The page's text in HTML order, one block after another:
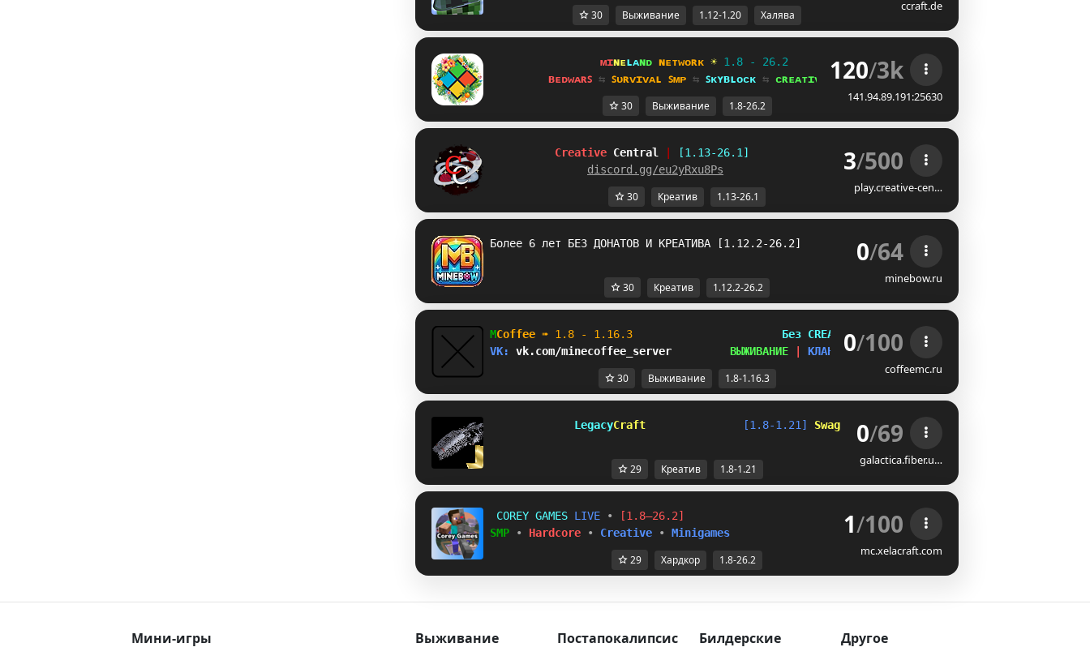
ccraft.de
30 Выживание 1.12-1.20 Халява
ᴍɪɴᴇʟᴀɴᴅ ɴᴇᴛᴡᴏʀᴋ ☀ 1.8 - 26.2
ʙᴇᴅᴡᴀʀꜱ ⇆ ꜱᴜʀᴠɪᴠᴀʟ ꜱᴍᴘ ⇆ ꜱᴋʏʙʟᴏᴄᴋ ⇆ ᴄʀᴇᴀᴛɪᴠᴇ⁺ 120/3k
141.94.89.191:25630
30 Выживание 1.8-26.2
Creative Central
[1.13-26.1]
discord.gg/eu2yRxu8Ps
3/500
play.creative-cen…
30 Креатив 1.13-26.1
Более 6 лет БЕЗ ДОНАТОВ И КРЕАТИВА [1.12.2-26.2] 0/64
minebow.ru
30 Креатив 1.12.2-26.2
MCoffee ➠ 1.8 - 1.16.3 Без CREATIVE
VK: vk.com/minecoffee_server ВЫЖИВАНИЕ КЛАНЫ 0/100
coffeemc.ru
30 Выживание 1.8-1.16.3
LegacyCraft [1.8-1.21] Swag Creative Swag Bingo
0/69
galactica.fiber.u…
29 Креатив 1.8-1.21
COREY GAMES L IVE •
[1.8–26.2]
SMP
• Hardcore • Creative • Minigames 1/100
mc.xelacraft.com
29 Хардкор 1.8-26.2
Мини-игры Выживание Постапокалипсис Билдерские Другое